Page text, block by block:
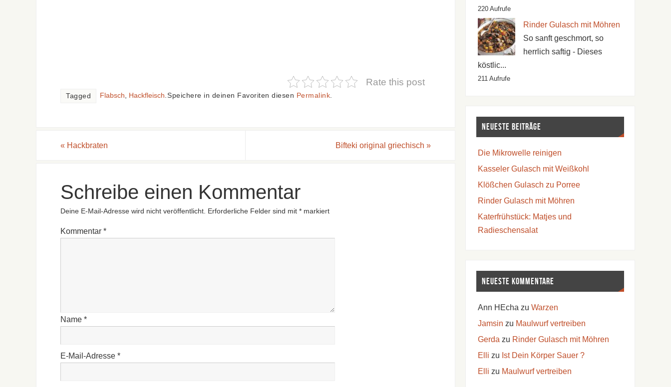
Rate this post
Tagged Flabsch Hackfleisch Speichere in deinen Favoriten diesen Permalink
« Hackbraten Bifteki original griechisch »
Schreibe einen Kommentar
Deine E-Mail-Adresse wird nicht veröffentlicht. Erforderliche Felder sind mit * markiert
Kommentar *
Name *
E-Mail-Adresse *
220 Aufrufe
Rinder Gulasch mit Möhren
So sanft geschmort, so
herrlich saftig - Dieses
köstlic...
211 Aufrufe
Neueste Beiträge
Die Mikrowelle reinigen
Kasseler Gulasch mit Weißkohl
Klößchen Gulasch zu Porree
Rinder Gulasch mit Möhren
Katerfrühstück: Matjes und
Radieschensalat
Neueste Kommentare
Ann HEcha zu Warzen
Jamsin zu Maulwurf vertreiben
Gerda zu Rinder Gulasch mit Möhren
Elli zu Ist Dein Körper Sauer ?
Elli zu Maulwurf vertreiben